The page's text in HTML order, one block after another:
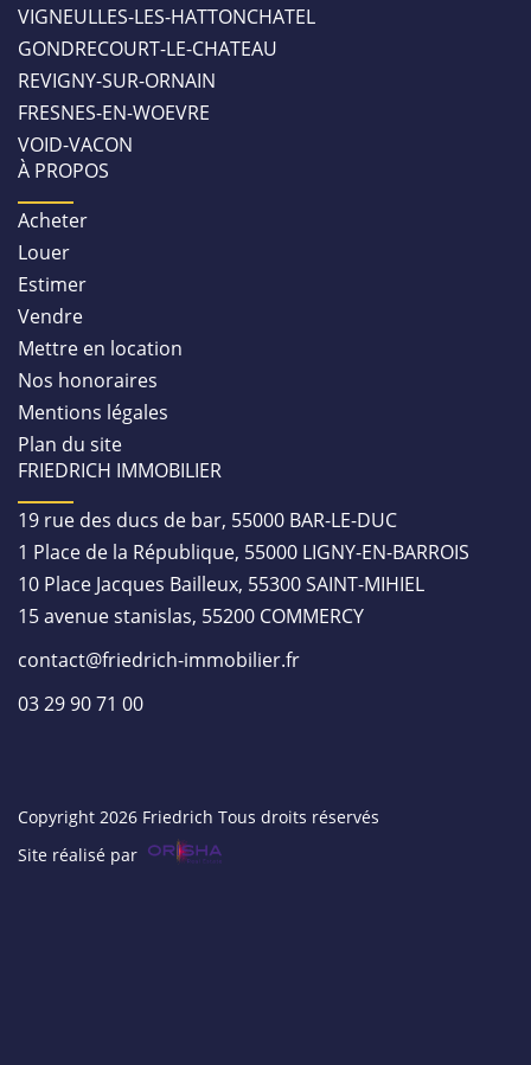
VIGNEULLES-LES-HATTONCHATEL
GONDRECOURT-LE-CHATEAU
REVIGNY-SUR-ORNAIN
FRESNES-EN-WOEVRE
VOID-VACON
À PROPOS
Acheter
Louer
Estimer
Vendre
Mettre en location
Nos honoraires
Mentions légales
Plan du site
FRIEDRICH IMMOBILIER
19 rue des ducs de bar, 55000 BAR-LE-DUC
1 Place de la République, 55000 LIGNY-EN-BARROIS
10 Place Jacques Bailleux, 55300 SAINT-MIHIEL
15 avenue stanislas, 55200 COMMERCY
contact@friedrich-immobilier.fr
03 29 90 71 00
Copyright 2026 Friedrich Tous droits réservés
Site réalisé par